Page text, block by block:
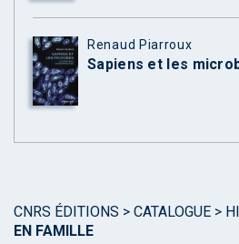
Renaud Piarroux
Sapiens et les
CNRS ÉDITIONS > CATALOGUE >
EN FAMILLE